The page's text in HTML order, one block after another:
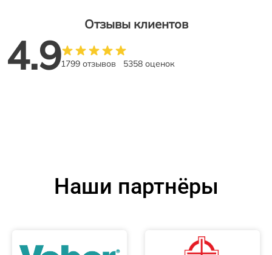
Отзывы клиентов
4.91799 отзывов 5358 оценок
Наши партнёры